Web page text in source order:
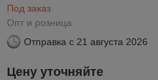
Под заказ
Опт и розница
Отправка с 21 августа 2026
Цену уточняйте